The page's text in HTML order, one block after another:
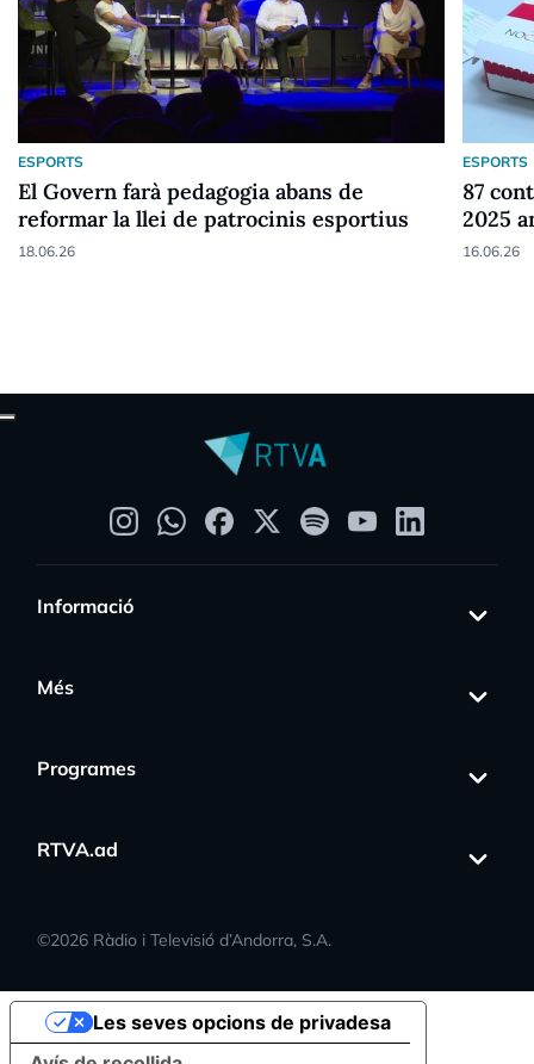
ESPORTS
El Govern farà pedagogia abans de
reformar la llei de patrocinis esportius
18.06.26
ESPORTS
87
2025
16.06.26
Informació
Més
Programes
RTVA.ad
©2026 Ràdio i Televisió d’Andorra, S.A.
Les seves opcions de privadesa